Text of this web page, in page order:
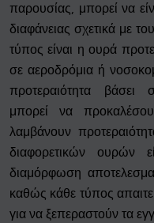
παρουσίας, μπορεί να
διαφάνειας σχετικά με
τύπος είναι η ουρά
σε αεροδρόμια ή
προτεραιότητα βάσει
μπορεί να
λαμβάνουν
διαφορετικών ουρών
διαμόρφωση
καθώς κάθε τύπος
για να ξεπεραστούν τα